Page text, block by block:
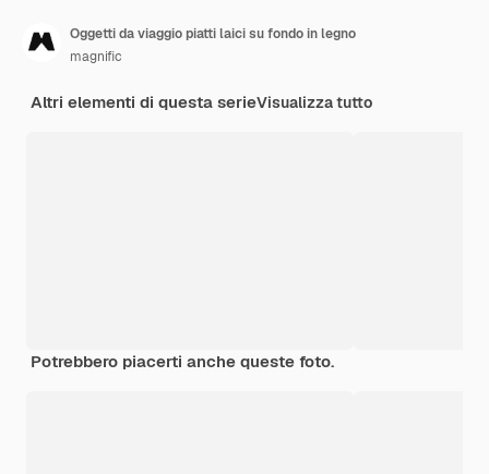
Oggetti da viaggio piatti laici su fondo in legno
magnific
Altri elementi di questa serieVisualizza tutto
Potrebbero piacerti anche queste foto.